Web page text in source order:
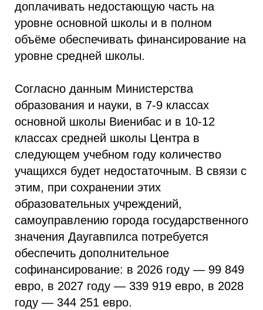
доплачивать недостающую часть на
уровне основной школы и в полном
объёме обеспечивать финансирование на
уровне средней школы.
Согласно данным Министерства
образования и науки, в 7-9 классах
основной школы Виенибас и в 10-12
классах средней школы Центра в
следующем учебном году количество
учащихся будет недостаточным. В связи с
этим, при сохранении этих
образовательных учреждений,
самоуправлению города государственного
значения Даугавпилса потребуется
обеспечить дополнительное
софинансирование: в 2026 году — 99 849
евро, в 2027 году — 339 919 евро, в 2028
году — 344 251 евро.